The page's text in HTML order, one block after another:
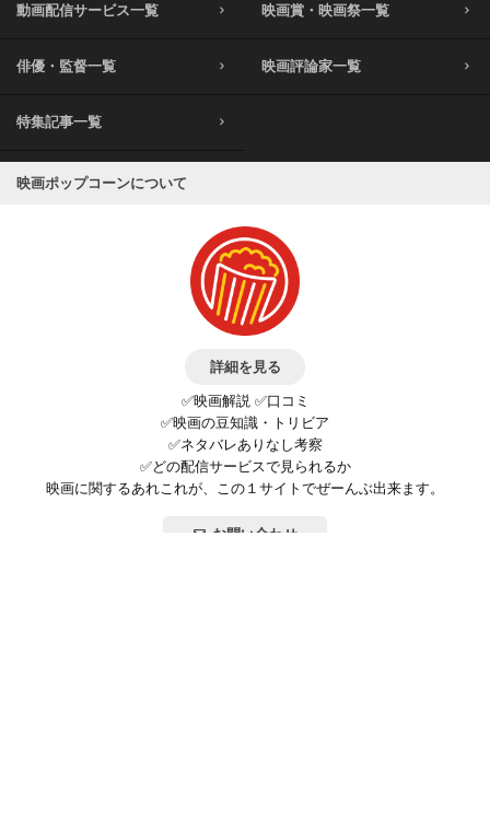
動画配信サービス一覧 映画賞・映画祭一覧
俳優・監督一覧 映画評論家一覧
特集記事一覧
映画ポップコーンについて
詳細を見る
✅映画解説 ✅口コミ
✅映画の豆知識・トリビア
✅ネタバレありなし考察
✅どの配信サービスで見られるか
映画に関するあれこれが、この１サイトでぜーんぶ出来ます。
お問い合わせ